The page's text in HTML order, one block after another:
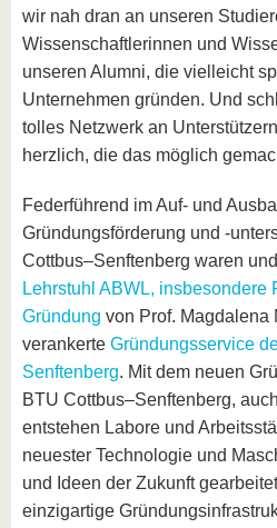
wir nah dran an unseren
Wissenschaftlerinnen und
unseren Alumni, die vielleicht
Unternehmen gründen. Und
tolles Netzwerk an
herzlich, die das möglich
Federführend im Auf- und
Gründungsförderung und -
Cottbus–Senftenberg waren
Lehrstuhl ABWL, insbesondere
Gründung von Prof. Magdalena
verankerte Gründungsservice
Senftenberg. Mit dem neuen
BTU Cottbus–Senftenberg,
entstehen Labore und
neuester Technologie und
und Ideen der Zukunft
einzigartige